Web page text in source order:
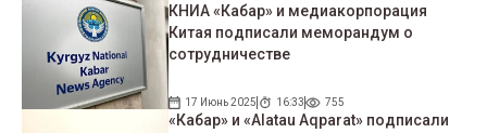
КНИА «Кабар» и медиакорпорация
Китая подписали меморандум о
сотрудничестве
17 Июнь 2025 16:33 755
«Кабар» и «Alatau Aqparat» подписали